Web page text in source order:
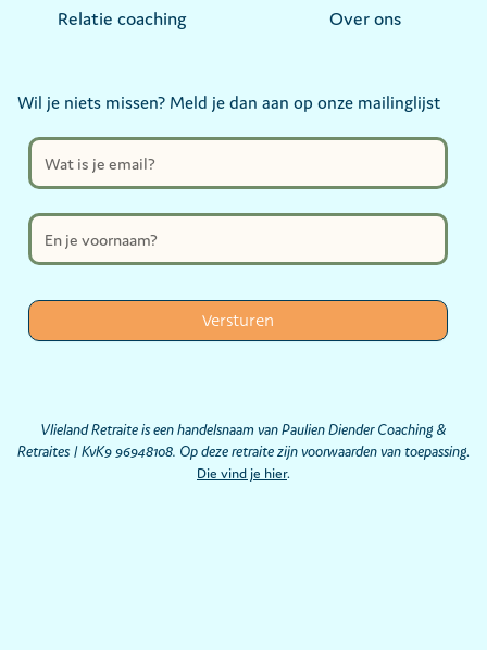
Relatie coaching
Over ons
Wil je niets missen? Meld je dan aan op onze mailinglijst
Vlieland Retraite is een handelsnaam van Paulien Diender Coaching &
Retraites | KvK9 96948108. Op deze retraite zijn voorwaarden van toepassing.
Die vind je hier.